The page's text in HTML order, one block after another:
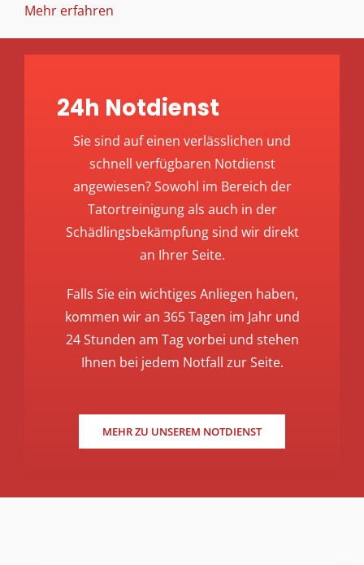
Mehr erfahren
24h Notdienst
Sie sind auf einen verlässlichen und
schnell verfügbaren Notdienst
angewiesen? Sowohl im Bereich der
Tatortreinigung als auch in der
Schädlingsbekämpfung sind wir direkt
an Ihrer Seite.
Falls Sie ein wichtiges Anliegen haben,
kommen wir an 365 Tagen im Jahr und
24 Stunden am Tag vorbei und stehen
Ihnen bei jedem Notfall zur Seite.
MEHR ZU UNSEREM NOTDIENST